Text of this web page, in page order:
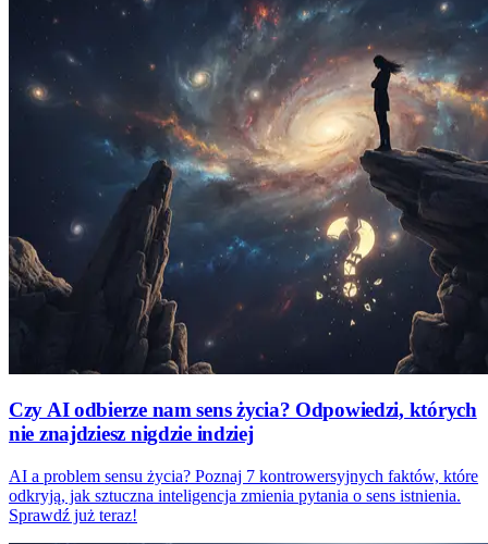
Czy AI odbierze nam sens życia? Odpowiedzi, których
nie znajdziesz nigdzie indziej
AI a problem sensu życia? Poznaj 7 kontrowersyjnych faktów, które
odkryją, jak sztuczna inteligencja zmienia pytania o sens istnienia.
Sprawdź już teraz!